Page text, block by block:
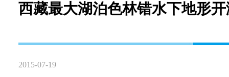
西藏最大湖泊色林错水下地形
2015-07-19